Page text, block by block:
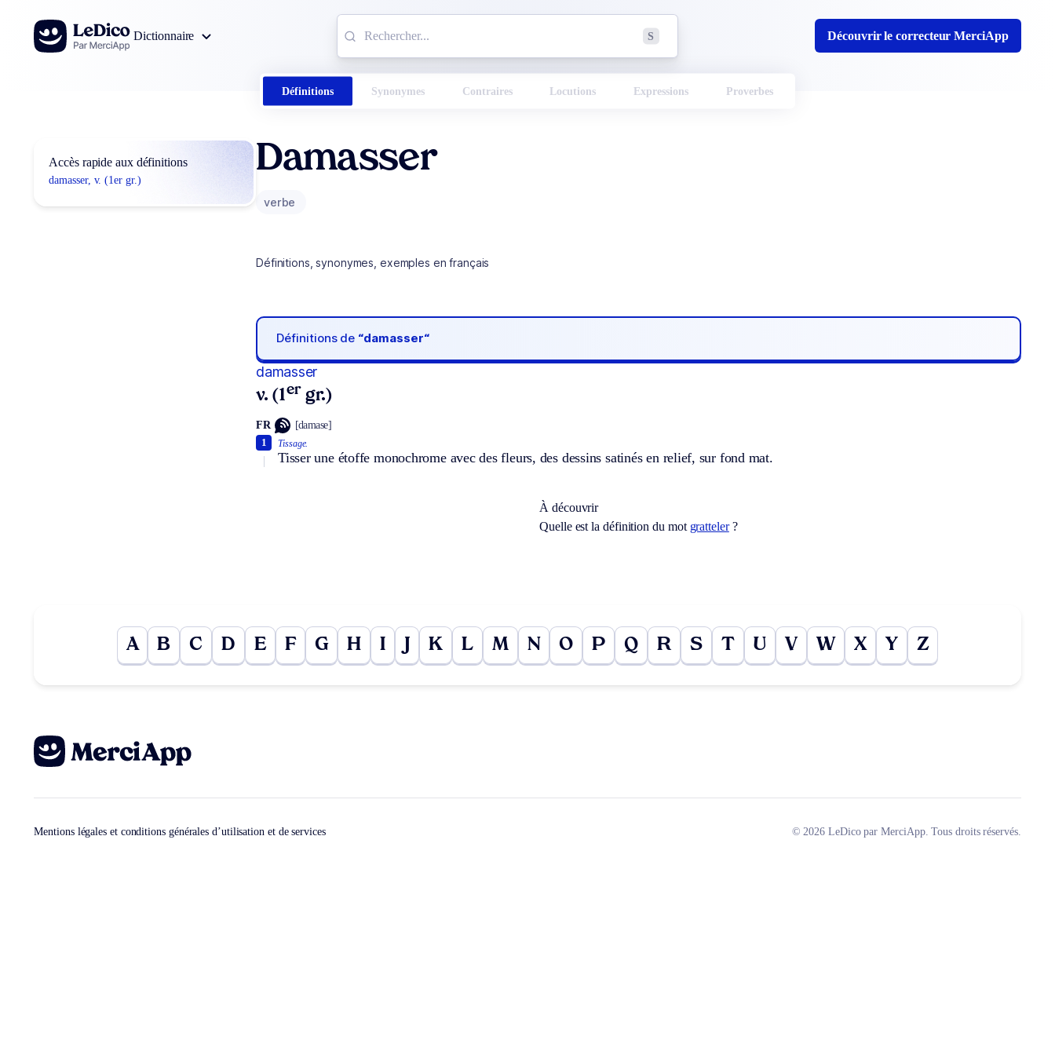
Aller au contenu
Dictionnaire
S Découvrir le correcteur MerciApp
Définitions Synonymes Contraires Locutions Expressions Proverbes
Accès rapide aux définitions
damasser, v. (1er gr.)
Damasser
verbe
Définitions, synonymes, exemples en français
Définitions de “damasser“
damasser
v. (1er gr.)
FR [damase]
Tissage.
Tisser une étoffe monochrome avec des fleurs, des dessins satinés en relief, sur fond mat.
1
À découvrir
Quelle est la définition du mot gratteler?
A B C D E F G H I J K L M N O P Q R S T U V W X Y Z
Mentions légales et conditions générales d’utilisation et de services © 2026 LeDico par MerciApp. Tous droits réservés.